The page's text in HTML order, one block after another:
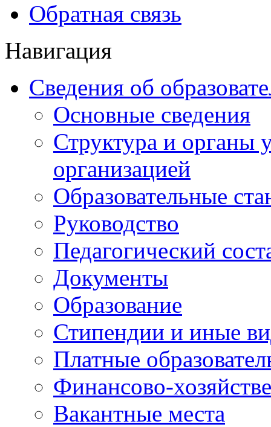
Обратная связь
Навигация
Сведения об
Основные сведения
Структура и органы
организацией
Образовательные
Руководство
Педагогический
Документы
Образование
Стипендии и иные
Платные
Финансово-
Вакантные места